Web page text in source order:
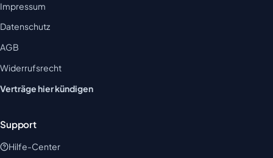
Impressum
Datenschutz
AGB
Widerrufsrecht
Verträge hier kündigen
Support
Hilfe-Center